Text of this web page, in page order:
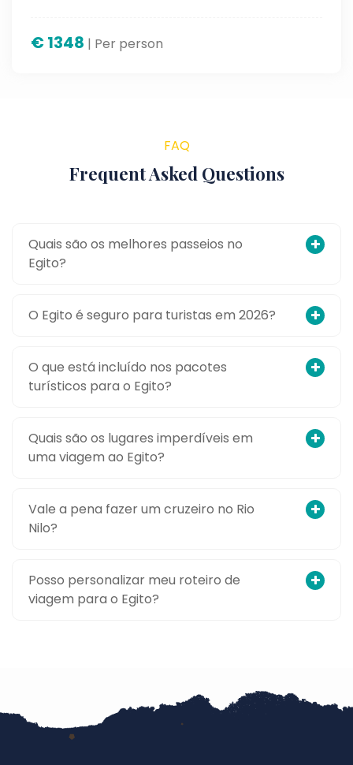
€1348 | Per person
FAQ
Frequent Asked Questions
Quais são os melhores passeios no
Egito?
O Egito é seguro para turistas em 2026?
O que está incluído nos pacotes
turísticos para o Egito?
Quais são os lugares imperdíveis em
uma viagem ao Egito?
Vale a pena fazer um cruzeiro no Rio
Nilo?
Posso personalizar meu roteiro de
viagem para o Egito?